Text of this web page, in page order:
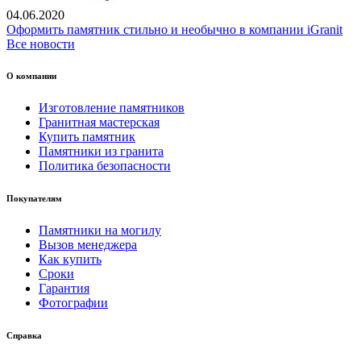
04.06.2020
Оформить памятник стильно и необычно в компании iGranit
Все новости
О компании
Изготовление памятников
Гранитная мастерская
Купить памятник
Памятники из гранита
Политика безопасности
Покупателям
Памятники на могилу
Вызов менеджера
Как купить
Сроки
Гарантия
Фотографии
Справка